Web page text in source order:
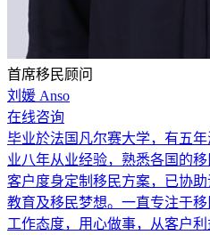
首席移民顾问
刘媛 Anso
在线咨询
毕业於法国凡尔赛大学，有五
业八年从业经验，熟悉各国的
客户度身定制移民方案，已协
教育及移民梦想。一直专注于
工作态度，用心做事，从客户